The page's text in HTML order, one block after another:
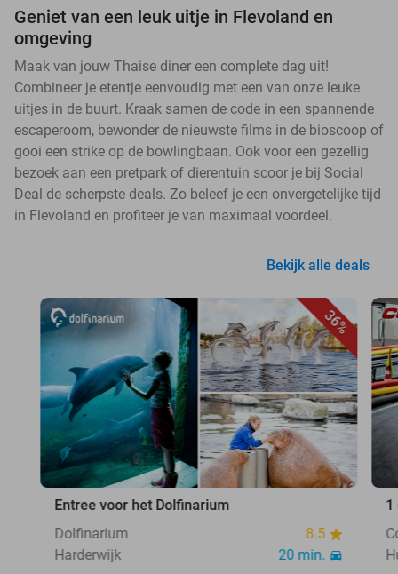
Geniet van een leuk uitje in Flevoland en
omgeving
Maak van jouw Thaise diner een complete dag uit!
Combineer je etentje eenvoudig met een van onze leuke
uitjes in de buurt. Kraak samen de code in een spannende
escaperoom, bewonder de nieuwste films in de bioscoop of
gooi een strike op de bowlingbaan. Ook voor een gezellig
bezoek aan een pretpark of dierentuin scoor je bij Social
Deal de scherpste deals. Zo beleef je een onvergetelijke tijd
in Flevoland en profiteer je van maximaal voordeel.
Bekijk alle deals
36%
Entree voor het Dolfinarium
Dolfinarium
8.5
Harderwijk
20 min.
1